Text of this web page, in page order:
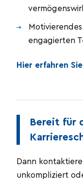
engagierten
Hier erfahren
Bereit für
Dann
unkompliziert